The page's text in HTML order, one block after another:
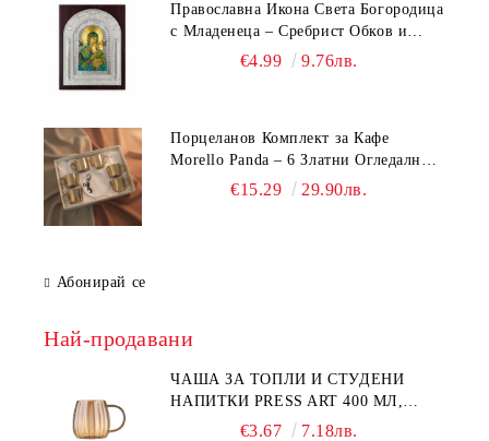
Православна Икона Света Богородица
с Младенеца – Сребрист Обков и
Стойка (23.5х19 см, 6 Модела)
€4.99 9.76лв.
Порцеланов Комплект за Кафе
Morello Panda – 6 Златни Огледални
Чаши с Анаморфно Отражение и
€15.29 29.90лв.
Абонирай се
Най-продавани
ЧАША ЗА ТОПЛИ И СТУДЕНИ
НАПИТКИ PRESS ART 400 МЛ,
БОРОСИЛИКАТНО СТЪКЛО
€3.67 7.18лв.